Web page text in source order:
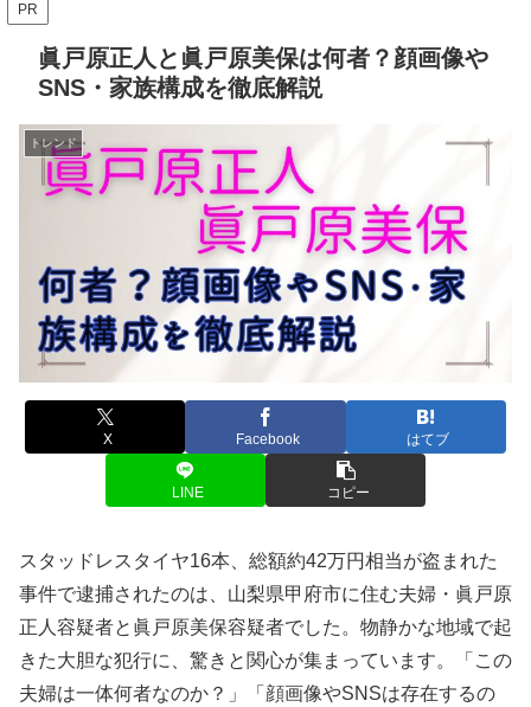
PR
眞戸原正人と眞戸原美保は何者？顔画像や
SNS・家族構成を徹底解説
トレンド
X Facebook はてブ
LINE コピー
スタッドレスタイヤ16本、総額約42万円相当が盗まれた
事件で逮捕されたのは、山梨県甲府市に住む夫婦・眞戸原
正人容疑者と眞戸原美保容疑者でした。物静かな地域で起
きた大胆な犯行に、驚きと関心が集まっています。「この
夫婦は一体何者なのか？」「顔画像やSNSは存在するの